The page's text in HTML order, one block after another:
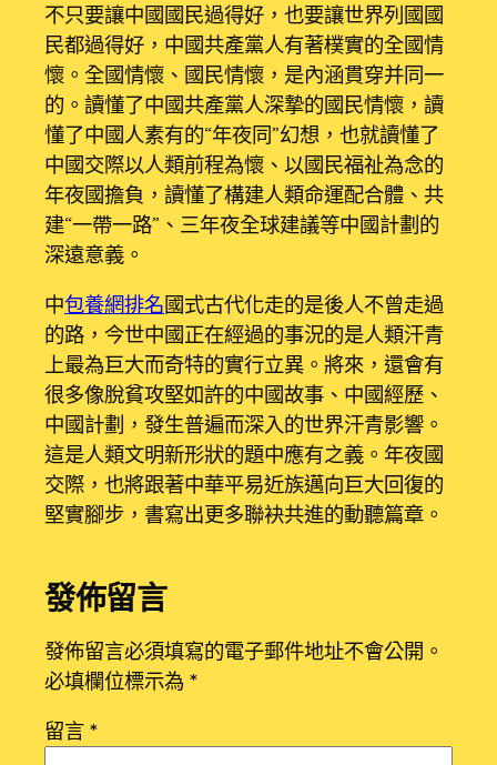
不只要讓中國國民過得好，也要讓世界列國國
民都過得好，中國共產黨人有著樸實的全國情
懷。全國情懷、國民情懷，是內涵貫穿并同一
的。讀懂了中國共產黨人深摯的國民情懷，讀
懂了中國人素有的“年夜同”幻想，也就讀懂了
中國交際以人類前程為懷、以國民福祉為念的
年夜國擔負，讀懂了構建人類命運配合體、共
建“一帶一路”、三年夜全球建議等中國計劃的
深遠意義。
中包養網排名國式古代化走的是後人不曾走過
的路，今世中國正在經過的事況的是人類汗青
上最為巨大而奇特的實行立異。將來，還會有
很多像脫貧攻堅如許的中國故事、中國經歷、
中國計劃，發生普遍而深入的世界汗青影響。
這是人類文明新形狀的題中應有之義。年夜國
交際，也將跟著中華平易近族邁向巨大回復的
堅實腳步，書寫出更多聯袂共進的動聽篇章。
發佈留言
發佈留言必須填寫的電子郵件地址不會公開。
必填欄位標示為 *
留言 *